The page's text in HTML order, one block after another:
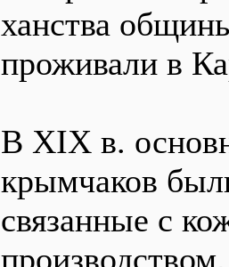
ханства
проживали в
В XIX в.
крымчаков
связанные с